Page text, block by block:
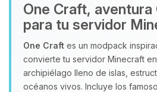
One Craft, aventura
para tu servidor
One Craft es un modpack
convierte tu servidor Minecraft
archipiélago lleno de islas,
océanos vivos. Incluye los